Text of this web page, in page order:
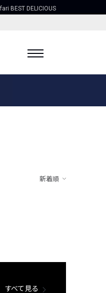
BEST DELICIOUS
ンド
新着順
すべて見る